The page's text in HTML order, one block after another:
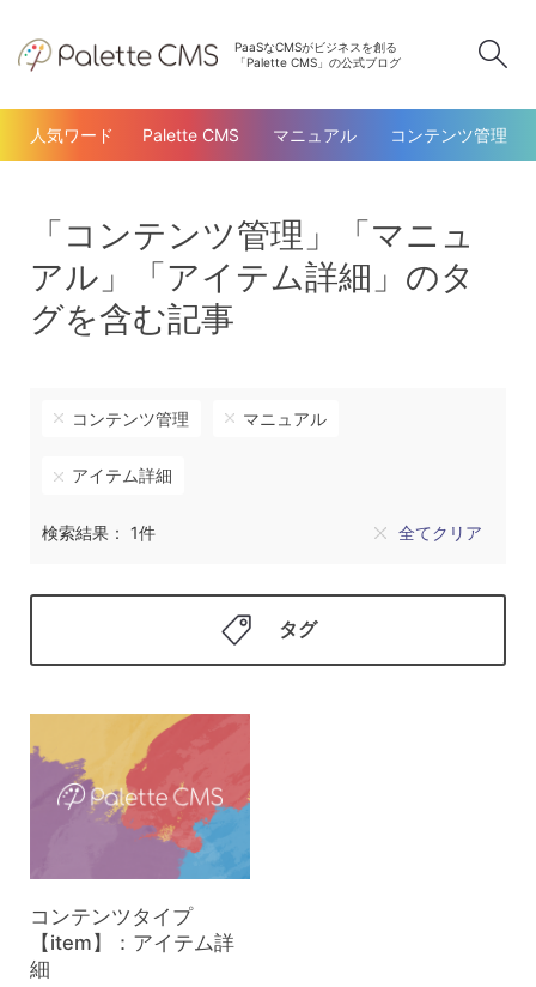
PaaSなCMSがビジネスを創る
「Palette CMS」の公式ブログ
人気ワード Palette CMS マニュアル コンテンツ管理
「コンテンツ管理」「マニュ
アル」「アイテム詳細」のタ
グを含む記事
コンテンツ管理 マニュアル
アイテム詳細
検索結果： 1件 全てクリア
タグ
コンテンツタイプ
【item】：アイテム詳
細